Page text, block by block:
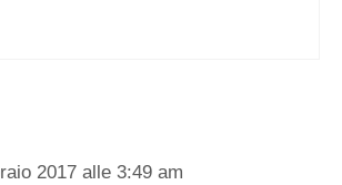
2017 alle 3:49 am